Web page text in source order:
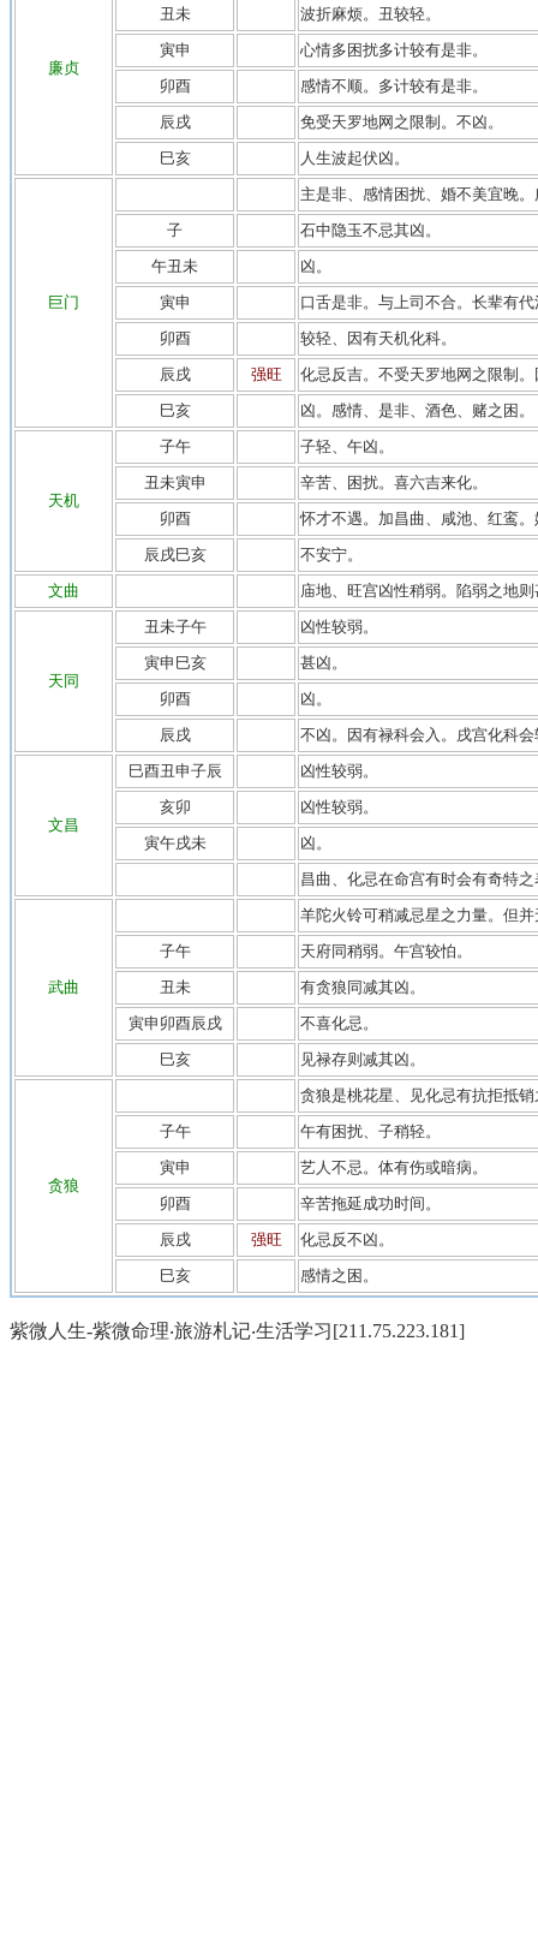
廉贞
丑未
波折麻烦。丑较轻。
寅申
心情多困扰多计较有是非。
卯酉
感情不顺。多计较有是非。
辰戌
免受天罗地网之限制。不凶。
巳亥
人生波起伏凶。
巨门
主是非、感情困扰、婚不美宜晚
子
石中隐玉不忌其凶。
午丑未
凶。
寅申
口舌是非。与上司不合。长辈有代
卯酉
较轻、因有天机化科。
辰戌
强旺
化忌反吉。不受天罗地网之限制
巳亥
凶。感情、是非、酒色、赌之困。
天机
子午
子轻、午凶。
丑未寅申
辛苦、困扰。喜六吉来化。
卯酉
怀才不遇。加昌曲、咸池、红鸾
辰戌巳亥
不安宁。
文曲
庙地、旺宫凶性稍弱。陷弱之地
天同
丑未子午
凶性较弱。
寅申巳亥
甚凶。
卯酉
凶。
辰戌
不凶。因有禄科会入。戌宫化科
文昌
巳酉丑申子辰
凶性较弱。
亥卯
凶性较弱。
寅午戌未
凶。
昌曲、化忌在命宫有时会有奇特
武曲
羊陀火铃可稍减忌星之力量。但
子午
天府同稍弱。午宫较怕。
丑未
有贪狼同减其凶。
寅申卯酉辰戌
不喜化忌。
巳亥
见禄存则减其凶。
贪狼
贪狼是桃花星、见化忌有抗拒抵
子午
午有困扰、子稍轻。
寅申
艺人不忌。体有伤或暗病。
卯酉
辛苦拖延成功时间。
辰戌
强旺
化忌反不凶。
巳亥
感情之困。
紫微人生-紫微命理‧旅游札记‧生活学习[211.75.223.181]